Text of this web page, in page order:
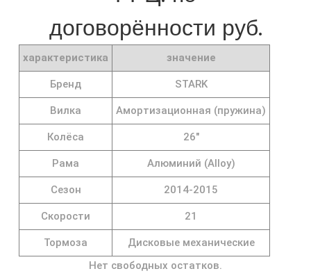
договорённости руб.
характеристика значение
Бренд STARK
Вилка Амортизационная (пружина)
Колёса 26"
Рама Алюминий (Alloy)
Сезон 2014-2015
Скорости 21
Тормоза
Дисковые механические
Нет свободных остатков.